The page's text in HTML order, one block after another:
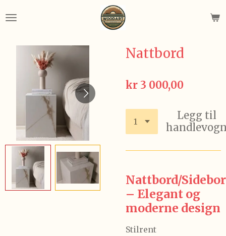
til
Nattbord
kr 3 000,00
Legg til
Nattbord/
– Elegant og
moderne design
Stilrent